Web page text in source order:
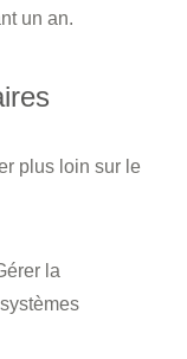
un an.
plus loin sur le
la